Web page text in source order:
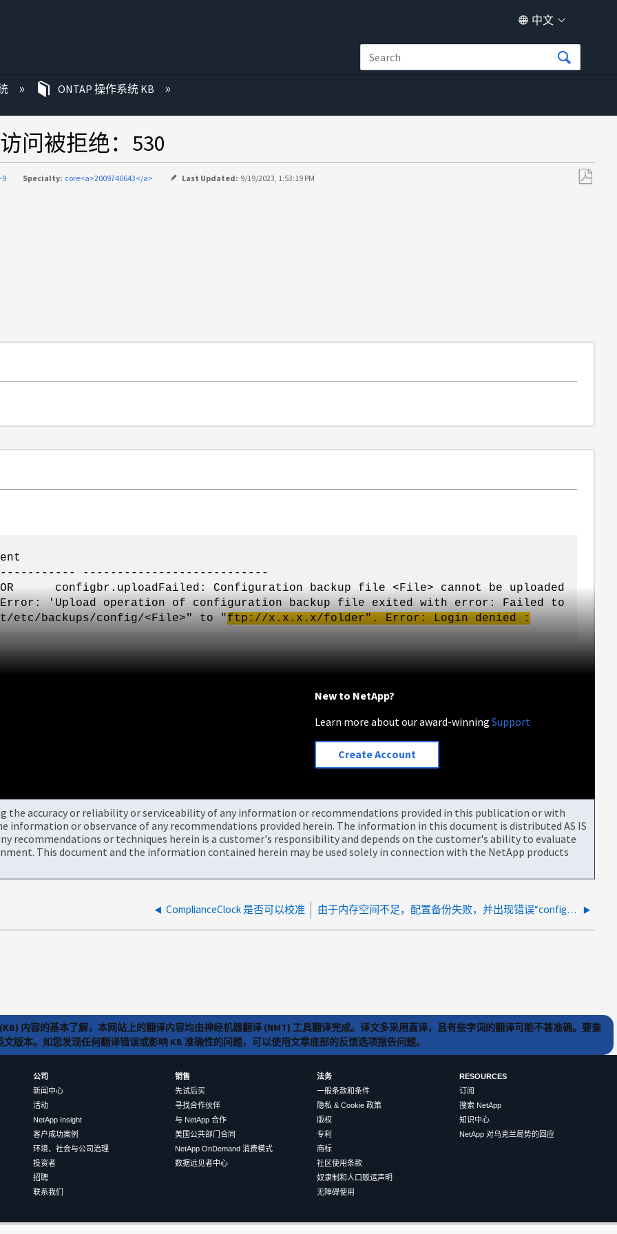
中文
ONTAP 操作系统 KB
问被拒绝：530
9 Specialty: core<a>2009740643</a> Last Updated: 9/19/2023, 1:53:19 PM
---------------------------
configbr.uploadFailed: Configuration backup file <File> cannot be uploaded
'Upload operation of configuration backup file exited with error: Failed to
etc/backups/config/<File>" to "ftp://x.x.x.x/folder". Error: Login denied :
New to NetApp?
Learn more about our award-winningSupport
Create Account
the accuracy or reliability or serviceability of any information or recommendations provided in this publication or with
information or observance of any recommendations provided herein. The information in this document is distributed AS IS
or techniques herein is a customer's responsibility and depends on the customer's ability to evaluate
This document and the information contained herein may be used solely in connection with the NetApp products
ComplianceClock 是否可以校准 由于内存空间不足，配置备份失败，并出现错误“configbr.backupFailed”
内容的基本了解，本网站上的翻译内容均由神经机器翻译 (NMT) 工具翻译完成。译文多采用直译，且有些字词的翻译可能不甚准确。要查
版本。如您发现任何翻译错误或影响 KB 准确性的问题，可以使用文章底部的反馈选项报告问题。
公司
新闻中心
活动
NetApp Insight
客户成功案例
环境、社会与公司治理
投资者
招聘
联系我们
销售
先试后买
寻找合作伙伴
与 NetApp 合作
美国公共部门合同
NetApp OnDemand 消费模式
数据远见者中心
法务
一般条款和条件
隐私 & Cookie 政策
版权
专利
商标
社区使用条款
奴隶制和人口贩运声明
无障碍使用
RESOURCES
订阅
搜索 NetApp
知识中心
NetApp 对乌克兰局势的回应